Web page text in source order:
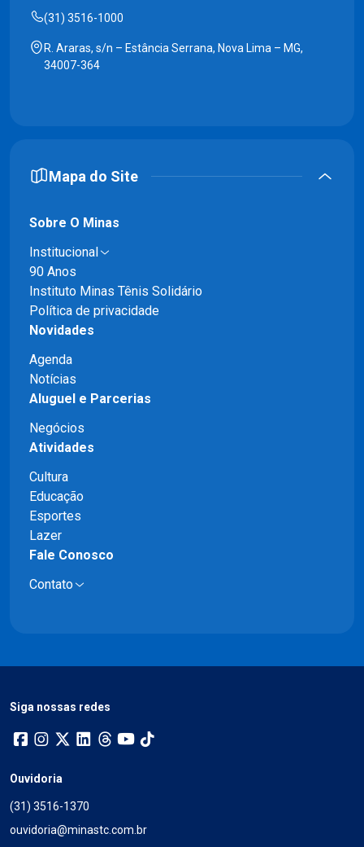
(31) 3516-1000
R. Araras, s/n – Estância Serrana, Nova Lima – MG,
34007-364
Mapa do Site
Sobre O Minas
Institucional
90 Anos
Instituto Minas Tênis Solidário
Política de privacidade
Novidades
Agenda
Notícias
Aluguel e Parcerias
Negócios
Atividades
Cultura
Educação
Esportes
Lazer
Fale Conosco
Contato
Siga nossas redes
Ouvidoria
(31) 3516-1370
ouvidoria@minastc.com.br